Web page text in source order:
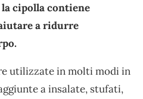
la cipolla contiene
a ridurre
utilizzate in molti modi in
a insalate, stufati,